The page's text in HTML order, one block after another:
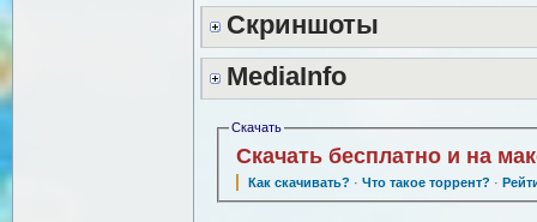
Скриншоты
MediaInfo
Скачать
Скачать бесплатно и на
Как скачивать? · Что такое торрент? ·